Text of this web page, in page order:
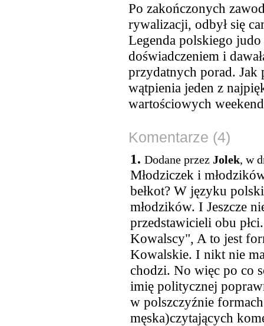
Po zakończonych
rywalizacji, odbył się
Legenda polskiego
doświadczeniem i
przydatnych porad. Jak
wątpienia jeden z
wartościowych
Komentarze (4)
1. Dodane przez Jolek, w
Młodziczek i
bełkot? W języku
młodzików. I Jeszcze
przedstawicieli obu
Kowalscy", A to jest
Kowalskie. I nikt nie
chodzi. No więc po co
imię politycznej
w polszczyźnie
męska)czytających